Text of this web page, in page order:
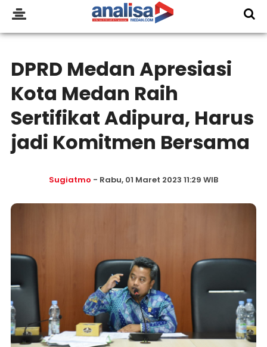
DPRD Medan Apresiasi
Kota Medan Raih
Sertifikat Adipura, Harus
jadi Komitmen Bersama
Sugiatmo - Rabu, 01 Maret 2023 11:29 WIB